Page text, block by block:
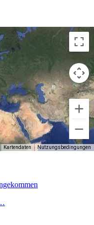
Kartendaten Nutzungsbedingungen